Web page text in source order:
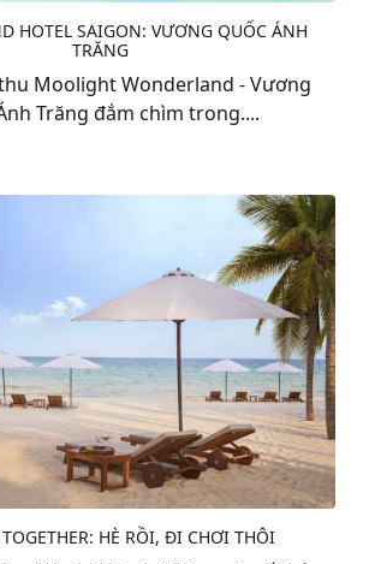
HOTEL SAIGON: VƯƠNG QUỐC ÁNH
TRĂNG
Moolight Wonderland - Vương
Trăng đắm chìm trong....
HÈ RỒI, ĐI CHƠI THÔI